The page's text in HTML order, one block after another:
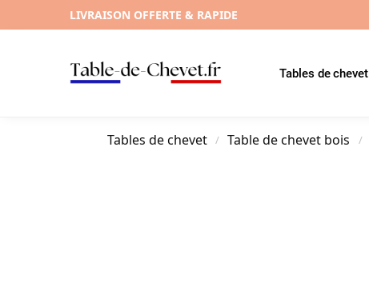
LIVRAISON OFFERTE & RAPIDE
Tables de chevet
Tables de chevet / Table de chevet bois /